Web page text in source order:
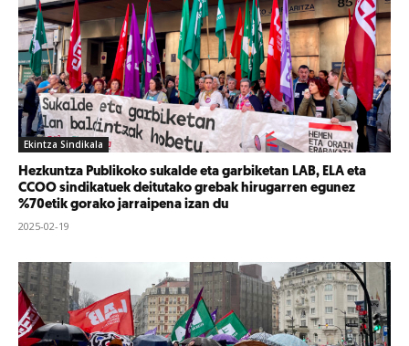
Ekintza Sindikala
Hezkuntza Publikoko sukalde eta garbiketan LAB, ELA eta
CCOO sindikatuek deitutako grebak hirugarren egunez
%70etik gorako jarraipena izan du
2025-02-19